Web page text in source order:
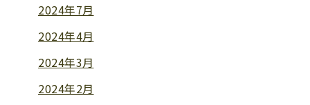
2024年7月
2024年4月
2024年3月
2024年2月